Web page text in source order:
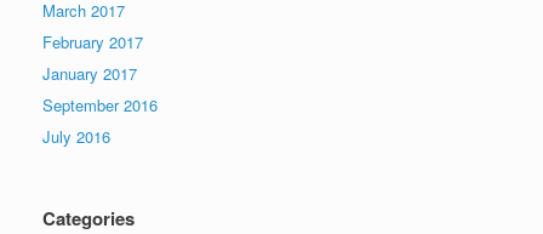
March 2017
February 2017
January 2017
September 2016
July 2016
Categories